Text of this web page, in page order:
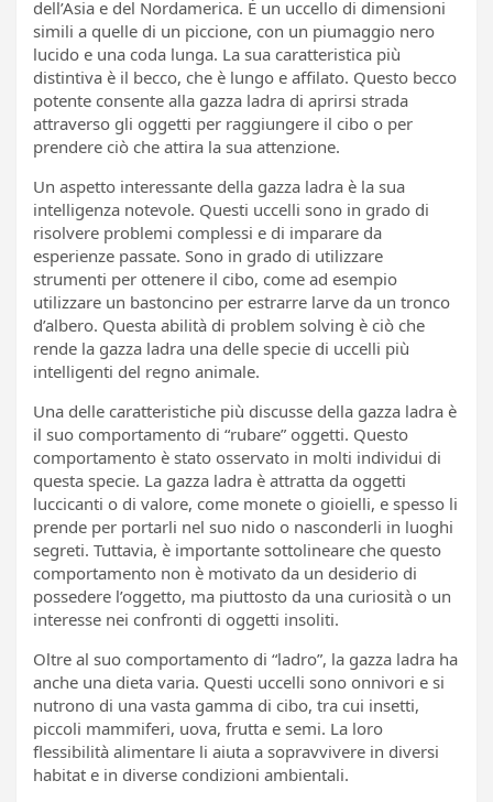
dell’Asia e del Nordamerica. È un uccello di dimensioni
simili a quelle di un piccione, con un piumaggio nero
lucido e una coda lunga. La sua caratteristica più
distintiva è il becco, che è lungo e affilato. Questo becco
potente consente alla gazza ladra di aprirsi strada
attraverso gli oggetti per raggiungere il cibo o per
prendere ciò che attira la sua attenzione.
Un aspetto interessante della gazza ladra è la sua
intelligenza notevole. Questi uccelli sono in grado di
risolvere problemi complessi e di imparare da
esperienze passate. Sono in grado di utilizzare
strumenti per ottenere il cibo, come ad esempio
utilizzare un bastoncino per estrarre larve da un tronco
d’albero. Questa abilità di problem solving è ciò che
rende la gazza ladra una delle specie di uccelli più
intelligenti del regno animale.
Una delle caratteristiche più discusse della gazza ladra è
il suo comportamento di “rubare” oggetti. Questo
comportamento è stato osservato in molti individui di
questa specie. La gazza ladra è attratta da oggetti
luccicanti o di valore, come monete o gioielli, e spesso li
prende per portarli nel suo nido o nasconderli in luoghi
segreti. Tuttavia, è importante sottolineare che questo
comportamento non è motivato da un desiderio di
possedere l’oggetto, ma piuttosto da una curiosità o un
interesse nei confronti di oggetti insoliti.
Oltre al suo comportamento di “ladro”, la gazza ladra ha
anche una dieta varia. Questi uccelli sono onnivori e si
nutrono di una vasta gamma di cibo, tra cui insetti,
piccoli mammiferi, uova, frutta e semi. La loro
flessibilità alimentare li aiuta a sopravvivere in diversi
habitat e in diverse condizioni ambientali.